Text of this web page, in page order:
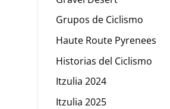
Grupos de Ciclismo
Haute Route Pyrenees
Historias del Ciclismo
Itzulia 2024
Itzulia 2025